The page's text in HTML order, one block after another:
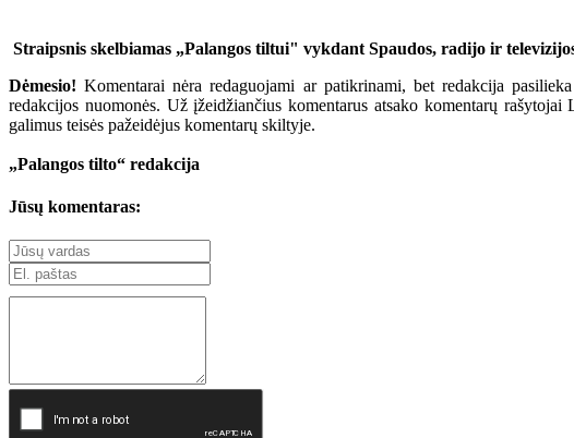
Straipsnis skelbiamas „Palangos tiltui" vykdant Spaudos, radijo ir
Dėmesio! Komentarai nėra redaguojami ar patikrinami, bet redakcija
redakcijos nuomonės. Už įžeidžiančius komentarus atsako komentarų
galimus teisės pažeidėjus komentarų skiltyje.
„Palangos tilto“ redakcija
Jūsų komentaras: